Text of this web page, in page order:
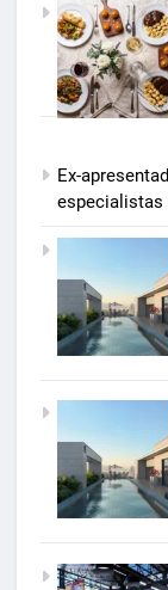
Ex-
especialistas